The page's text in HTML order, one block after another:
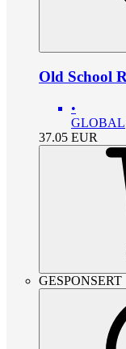
Old School
•
GLOBAL
37.05 EUR
GESPONSERT